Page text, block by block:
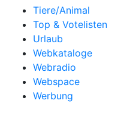
Tiere/Animal
Top & Votelisten
Urlaub
Webkataloge
Webradio
Webspace
Werbung